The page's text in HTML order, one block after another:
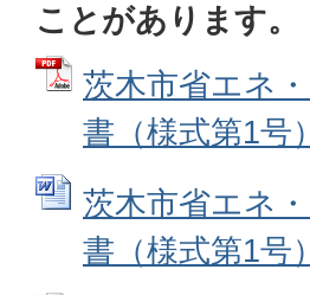
ことがあります。
茨木市省エネ
書（様式第1号
茨木市省エネ
書（様式第1号